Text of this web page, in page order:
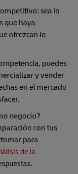
sea lo
que haya
ofrezcan lo
puedes
y vender
en el mercado
negocio?
con tus
para
de la